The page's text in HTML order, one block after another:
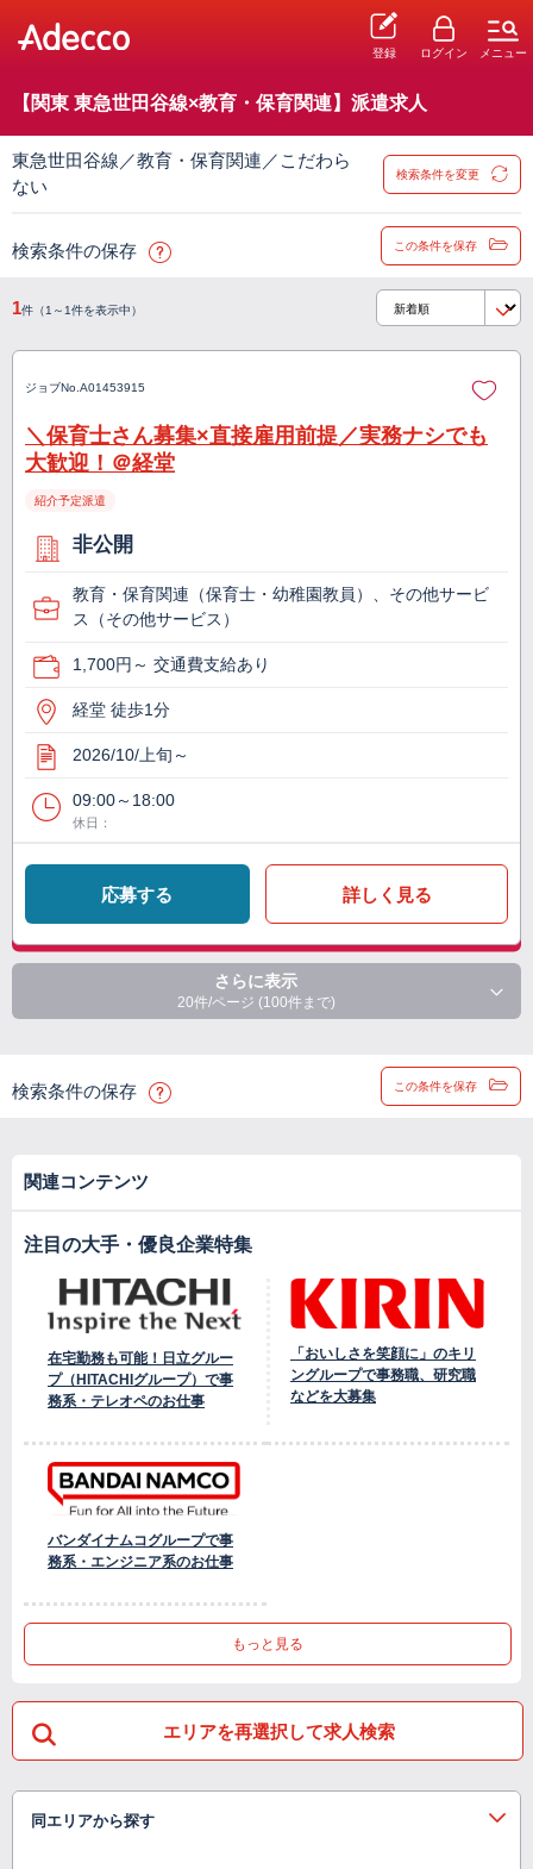
登録 ログイン メニュー
【関東 東急世田谷線×教育・保育関連】派遣求人
東急世田谷線／教育・保育関連／こだわら
ない
検索条件を変更
検索条件の保存 この条件を保存
1件（1～1件を表示中）
ジョブNo. A01453915
＼保育士さん募集×直接雇用前提／実務ナシでも
大歓迎！＠経堂
紹介予定派遣
非公開
教育・保育関連（保育士・幼稚園教員）、その他サービ
ス（その他サービス）
1,700円～ 交通費支給あり
経堂 徒歩1分
2026/10/上旬～
09:00～18:00
休日：
応募する 詳しく見る
さらに表示
20件/ページ (100件まで)
検索条件の保存 この条件を保存
関連コンテンツ
注目の大手・優良企業特集
在宅勤務も可能！日立グルー
プ（HITACHIグループ）で事
務系・テレオペのお仕事
「おいしさを笑顔に」のキリ
ングループで事務職、研究職
などを大募集
バンダイナムコグループで事
務系・エンジニア系のお仕事
もっと見る
エリアを再選択して求人検索
同エリアから探す